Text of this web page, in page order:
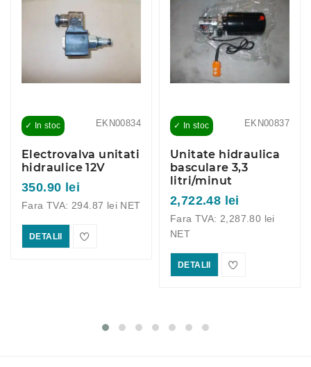
EKN00834
✓ In stoc
Electrovalva unitati
hidraulice 12V
350.90 lei
Fara TVA: 294.87 lei NET
DETALII
EKN00837
✓ In stoc
Unitate hidraulica
basculare 3,3
litri/minut
2,722.48 lei
Fara TVA: 2,287.80 lei
NET
DETALII